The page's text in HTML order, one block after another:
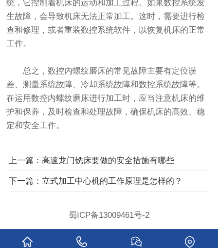
统，它控制着机床的运动和加工过程。如果数控系统发
生故障，会导致机床无法正常加工。这时，需要进行检
查和修理，或者重装数控系统软件，以恢复机床的正常
工作。
总之，数控内螺纹磨床的常见故障主要有定位误
差、测量系统故障、冷却系统故障和数控系统故障等。
在运用数控内螺纹磨床进行加工时，应当注意机床的维
护和保养，及时检查和处理故障，确保机床的高效、稳
定和安全工作。
上一篇：高速龙门铣床要做的安全措施有哪些
下一篇：立式加工中心机的工作原理是怎样的？
蜀ICP备13009461号-2